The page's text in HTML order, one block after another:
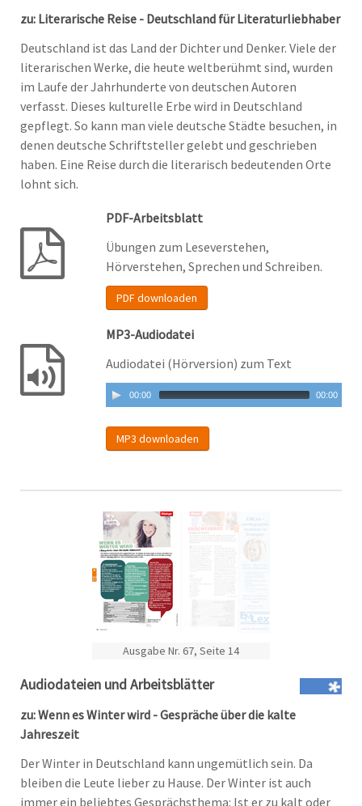
zu: Literarische Reise - Deutschland für Literaturliebhaber
Deutschland ist das Land der Dichter und Denker. Viele der
literarischen Werke, die heute weltberühmt sind, wurden
im Laufe der Jahrhunderte von deutschen Autoren
verfasst. Dieses kulturelle Erbe wird in Deutschland
gepflegt. So kann man viele deutsche Städte besuchen, in
denen deutsche Schriftsteller gelebt und geschrieben
haben. Eine Reise durch die literarisch bedeutenden Orte
lohnt sich.
PDF-Arbeitsblatt
Übungen zum Leseverstehen,
Hörverstehen, Sprechen und Schreiben.
PDF downloaden
MP3-Audiodatei
Audiodatei (Hörversion) zum Text
00:00 00:00
MP3 downloaden
Ausgabe Nr. 67, Seite 14
Audiodateien und Arbeitsblätter
zu: Wenn es Winter wird - Gespräche über die kalte
Jahreszeit
Der Winter in Deutschland kann ungemütlich sein. Da
bleiben die Leute lieber zu Hause. Der Winter ist auch
immer ein beliebtes Gesprächsthema: Ist er zu kalt oder